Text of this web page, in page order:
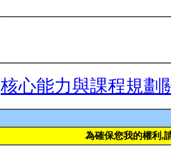
核心能力與課程規劃
為確保您我的權利,